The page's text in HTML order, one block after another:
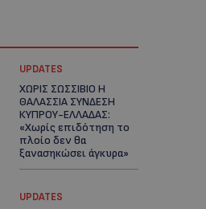
UPDATES
ΧΩΡΙΣ ΣΩΣΣΙΒΙΟ Η
ΘΑΛΑΣΣΙΑ ΣΥΝΔΕΣΗ
ΚΥΠΡΟΥ-ΕΛΛΑΔΑΣ:
«Χωρίς επιδότηση το
πλοίο δεν θα
ξανασηκώσει άγκυρα»
UPDATES